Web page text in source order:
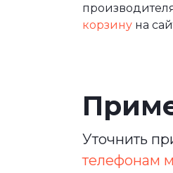
корзину на
Уточнить
телефонам